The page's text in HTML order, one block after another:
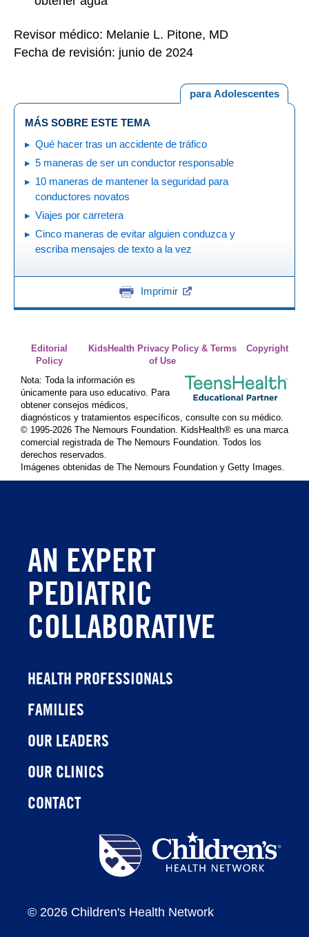
Revisor médico: Melanie L. Pitone, MD
Fecha de revisión: junio de 2024
para Adolescentes
MÁS SOBRE ESTE TEMA
Qué hacer tras un accidente de tráfico
5 maneras de ser un conductor responsable
10 maneras de mantener la seguridad para
conductores novatos
Viajes por carretera
Cinco maneras de evitar alguien conduzca y
escriba mensajes de texto a la vez
Imprimir
Editorial
Policy
KidsHealth Privacy Policy & Terms
of Use
Copyright
Nota: Toda la información es
únicamente para uso educativo. Para
obtener consejos médicos,
diagnósticos y tratamientos específicos, consulte con su médico.
© 1995-2026 The Nemours Foundation. KidsHealth® es una marca
comercial registrada de The Nemours Foundation. Todos los
derechos reservados.
Imágenes obtenidas de The Nemours Foundation y Getty Images.
AN EXPERT
PEDIATRIC
COLLABORATIVE
HEALTH PROFESSIONALS
FAMILIES
OUR LEADERS
OUR CLINICS
CONTACT
© 2026 Children's Health Network